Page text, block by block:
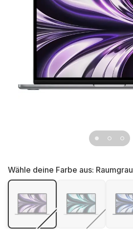
Wähle deine Farbe aus: Raumgrau